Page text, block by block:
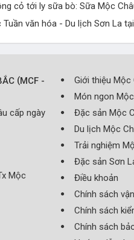
cỏ tới ly sữa bò: Sữa Mộc
văn hóa - Du lịch Sơn La
(MCF -
cấp ngày
Mộc
Giới thiệu Mộc
Món ngon
Đặc sản Mộc
Du lịch Mộc
Trải nghiệm
Đặc sản Sơn
Điều khoản
Chính sách
Chính sách
Chính sách